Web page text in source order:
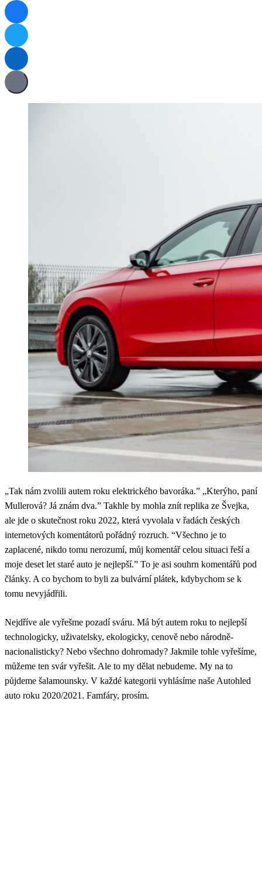
„Tak nám zvolili autem roku elektrického bavoráka.” „Kterýho, paní
Mullerová? Já znám dva.” Takhle by mohla znít replika ze Švejka,
ale jde o skutečnost roku 2022, která vyvolala v řadách českých
internetových komentátorů pořádný rozruch. “Všechno je to
zaplacené, nikdo tomu nerozumí, můj komentář celou situaci řeší a
moje deset let staré auto je nejlepší.” To je asi souhrn komentářů pod
články. A co bychom to byli za bulvární plátek, kdybychom se k
tomu nevyjádřili.
Nejdříve ale vyřešme pozadí sváru. Má být autem roku to nejlepší
technologicky, uživatelsky, ekologicky, cenově nebo národně-
nacionalisticky? Nebo všechno dohromady? Jakmile tohle vyřešíme,
můžeme ten svár vyřešit. Ale to my dělat nebudeme. My na to
půjdeme šalamounsky. V každé kategorii vyhlásíme naše Autohled
auto roku 2020/2021. Famfáry, prosím.